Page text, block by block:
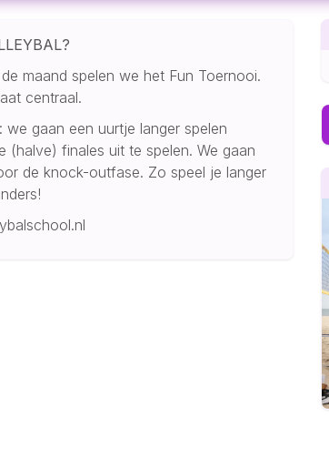
maand spelen we het Fun Toernooi.
centraal.
gaan een uurtje langer spelen
finales uit te spelen. We gaan
de knock-outfase. Zo speel je langer